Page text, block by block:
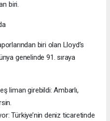
biri.
biri olan Lloyd’s
genelinde 91. sıraya
liman girebildi: Ambarlı,
Türkiye’nin deniz ticaretinde